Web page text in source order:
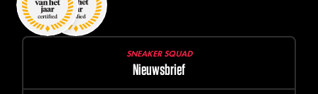
SNEAKER SQUAD
Nieuwsbrief